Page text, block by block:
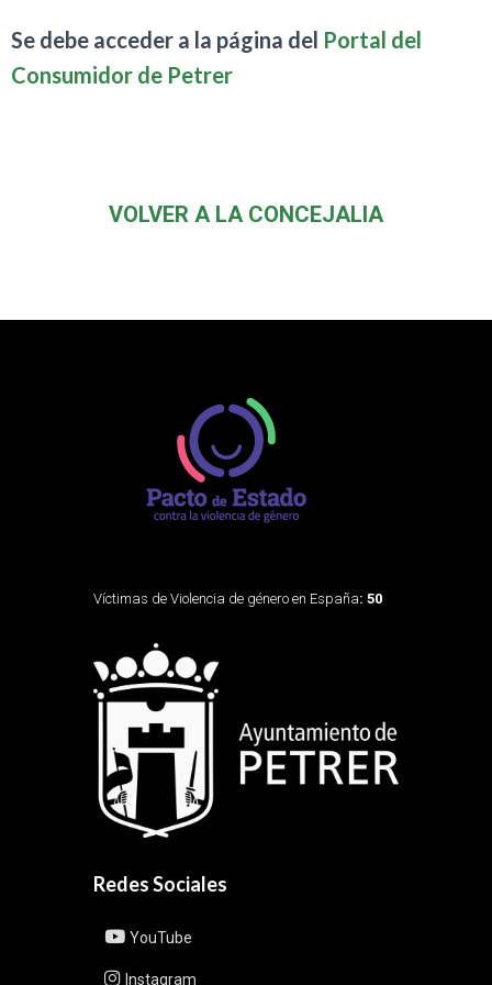
Se debe acceder a la página del Portal del
Consumidor de Petrer
VOLVER A LA CONCEJALIA
Víctimas de Violencia de género en España: 50
Redes Sociales
YouTube
Instagram